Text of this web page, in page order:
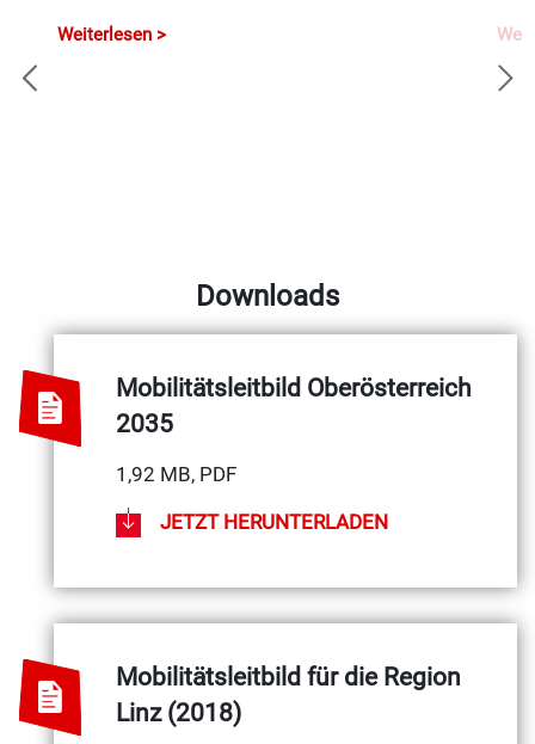
Weiterlesen
Downloads
Mobilitätsleitbild Oberösterreich
2035
1,92 MB, PDF
JETZT HERUNTERLADEN
Mobilitätsleitbild für die Region
Linz (2018)